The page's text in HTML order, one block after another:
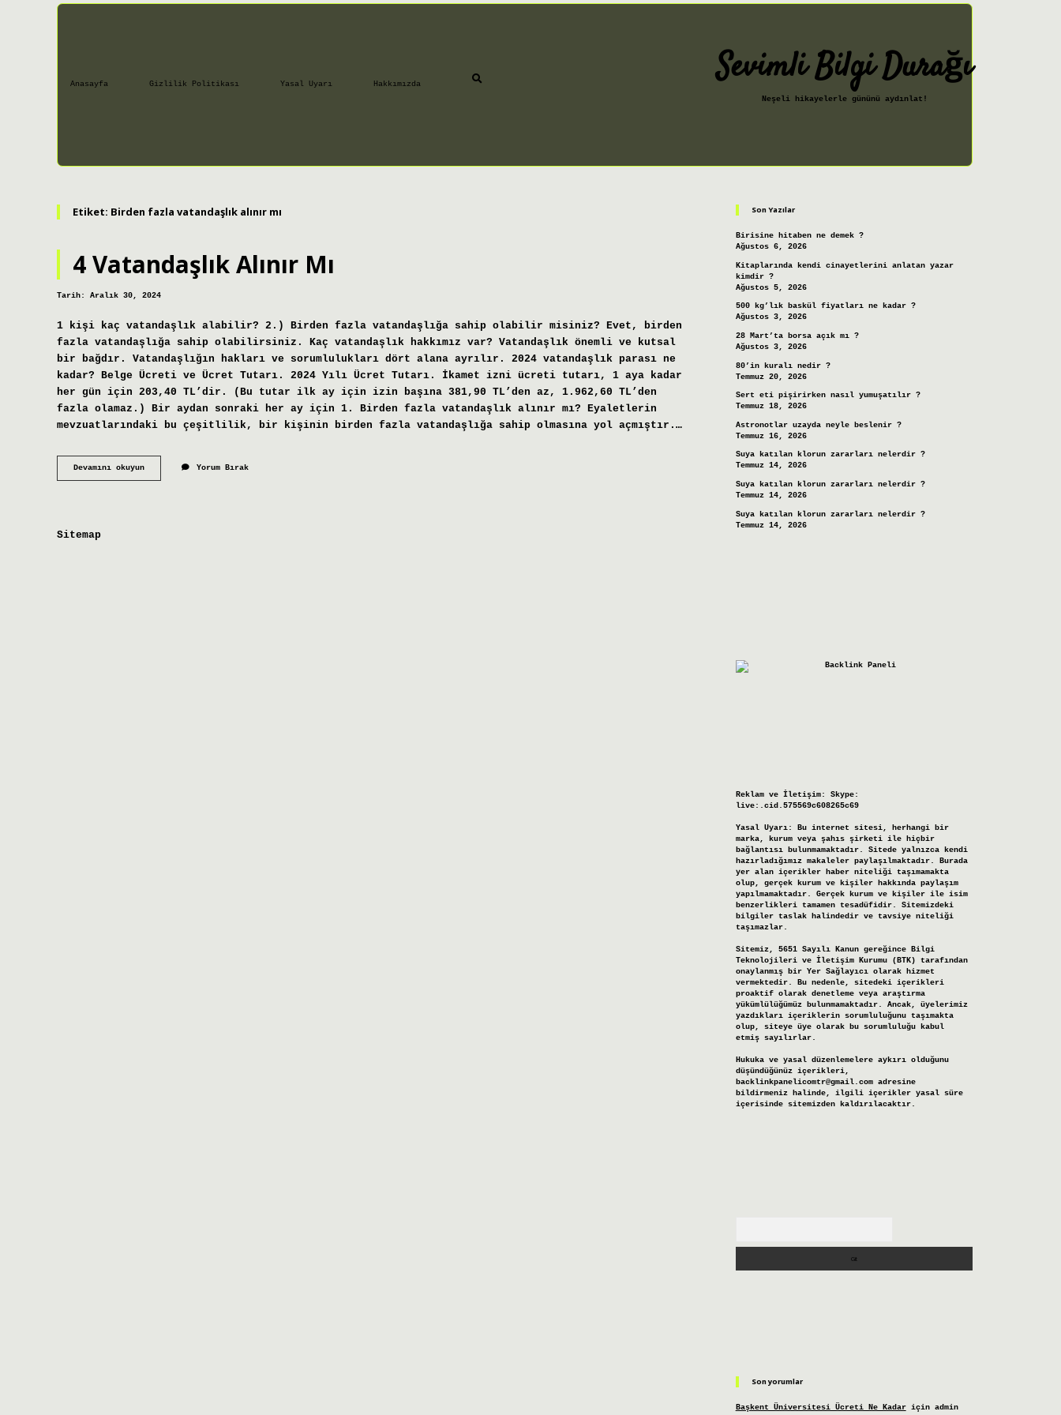
Anasayfa Gizlilik Politikası Yasal Uyarı Hakkımızda Sevimli Bilgi Durağı
Neşeli hikayelerle gününü aydınlat!
Etiket: Birden fazla vatandaşlık alınır mı
4 Vatandaşlık Alınır Mı
Tarih: Aralık 30, 2024
1 kişi kaç vatandaşlık alabilir? 2.) Birden fazla vatandaşlığa sahip olabilir misiniz? Evet, birden
fazla vatandaşlığa sahip olabilirsiniz. Kaç vatandaşlık hakkımız var? Vatandaşlık önemli ve kutsal
bir bağdır. Vatandaşlığın hakları ve sorumlulukları dört alana ayrılır. 2024 vatandaşlık parası ne
kadar? Belge Ücreti ve Ücret Tutarı. 2024 Yılı Ücret Tutarı. İkamet izni ücreti tutarı, 1 aya kadar
her gün için 203,40 TL’dir. (Bu tutar ilk ay için izin başına 381,90 TL’den az, 1.962,60 TL’den
fazla olamaz.) Bir aydan sonraki her ay için 1. Birden fazla vatandaşlık alınır mı? Eyaletlerin
mevzuatlarındaki bu çeşitlilik, bir kişinin birden fazla vatandaşlığa sahip olmasına yol açmıştır.…
Devamını okuyun4
Vatandaşlık
Yorum Bırak
Sitemap
Son Yazılar
Birisine hitaben ne demek ?
Ağustos 6, 2026
Kitaplarında kendi cinayetlerini anlatan yazar
kimdir ?
Ağustos 5, 2026
500 kg’lık baskül fiyatları ne kadar ?
Ağustos 3, 2026
28 Mart’ta borsa açık mı ?
Ağustos 3, 2026
80’in kuralı nedir ?
Temmuz 20, 2026
Sert eti pişirirken nasıl yumuşatılır ?
Temmuz 18, 2026
Astronotlar uzayda neyle beslenir ?
Temmuz 16, 2026
Suya katılan klorun zararları nelerdir ?
Temmuz 14, 2026
Suya katılan klorun zararları nelerdir ?
Temmuz 14, 2026
Suya katılan klorun zararları nelerdir ?
Temmuz 14, 2026
Reklam ve İletişim:
Skype:
live:.cid.575569c608265c69
Yasal Uyarı:
Bu internet sitesi, herhangi bir
marka, kurum veya şahıs şirketi ile hiçbir
bağlantısı bulunmamaktadır. Sitede yalnızca kendi
hazırladığımız makaleler paylaşılmaktadır. Burada
yer alan içerikler haber niteliği taşımamakta
olup, gerçek kurum ve kişiler hakkında paylaşım
yapılmamaktadır. Gerçek kurum ve kişiler ile isim
benzerlikleri tamamen tesadüfidir. Sitemizdeki
bilgiler taslak halindedir ve tavsiye niteliği
taşımazlar.
Sitemiz, 5651 Sayılı Kanun gereğince Bilgi
Teknolojileri ve İletişim Kurumu (BTK) tarafından
onaylanmış bir Yer Sağlayıcı olarak hizmet
vermektedir. Bu nedenle, sitedeki içerikleri
proaktif olarak denetleme veya araştırma
yükümlülüğümüz bulunmamaktadır. Ancak, üyelerimiz
yazdıkları içeriklerin sorumluluğunu taşımakta
olup, siteye üye olarak bu sorumluluğu kabul
etmiş sayılırlar.
Hukuka ve yasal düzenlemelere aykırı olduğunu
düşündüğünüz içerikleri,
backlinkpanelicomtr@gmail.comadresine
bildirmeniz halinde, ilgili içerikler yasal süre
içerisinde sitemizden kaldırılacaktır.
Son yorumlar
Başkent Üniversitesi Ücreti Ne Kadariçin admin